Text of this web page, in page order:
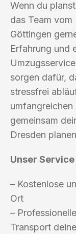
Wenn du
das Team
Göttingen
Erfahrung und
sorgen dafür,
stressfrei
gemeinsam
Dresden
Unser
– Kostenlose
Ort
–
Transport